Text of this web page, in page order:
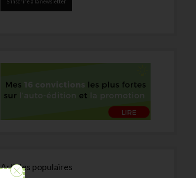
Articles populaires